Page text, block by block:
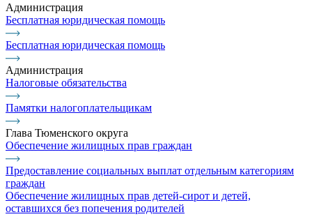
Администрация
Бесплатная юридическая помощь
Бесплатная юридическая помощь
Администрация
Налоговые обязательства
Памятки налогоплательщикам
Глава Тюменского округа
Обеспечение жилищных прав граждан
Предоставление социальных выплат отдельным категориям
граждан
Обеспечение жилищных прав детей-сирот и детей,
оставшихся без попечения родителей